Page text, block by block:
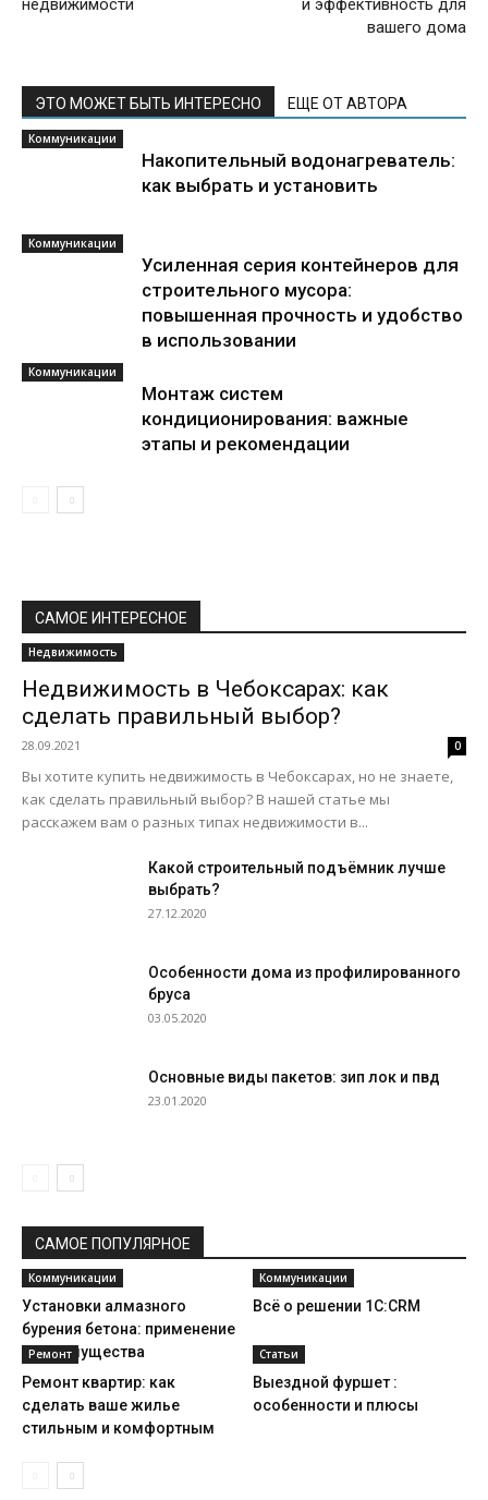
недвижимости
и эффективность для
вашего дома
ЭТО МОЖЕТ БЫТЬ ИНТЕРЕСНО ЕЩЕ ОТ АВТОРА
Коммуникации
Накопительный водонагреватель:
как выбрать и установить
Коммуникации
Усиленная серия контейнеров для
строительного мусора:
повышенная прочность и удобство
в использовании
Коммуникации
Монтаж систем
кондиционирования: важные
этапы и рекомендации
САМОЕ ИНТЕРЕСНОЕ
Недвижимость
Недвижимость в Чебоксарах: как
сделать правильный выбор?
28.09.2021 0
Вы хотите купить недвижимость в Чебоксарах, но не знаете,
как сделать правильный выбор? В нашей статье мы
расскажем вам о разных типах недвижимости в...
Какой строительный подъёмник лучше
выбрать?
27.12.2020
Особенности дома из профилированного
бруса
03.05.2020
Основные виды пакетов: зип лок и пвд
23.01.2020
САМОЕ ПОПУЛЯРНОЕ
Коммуникации
Установки алмазного
бурения бетона: применение
и преимущества
Коммуникации
Всё о решении 1C:CRM
Ремонт
Ремонт квартир: как
сделать ваше жилье
стильным и комфортным
Статьи
Выездной фуршет :
особенности и плюсы